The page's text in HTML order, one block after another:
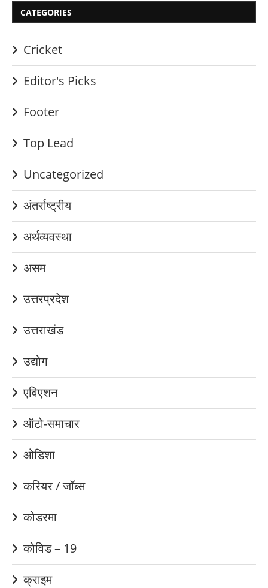
CATEGORIES
Cricket
Editor's Picks
Footer
Top Lead
Uncategorized
अंतर्राष्ट्रीय
अर्थव्यवस्था
असम
उत्तरप्रदेश
उत्तराखंड
उद्योग
एविएशन
ऑटो-समाचार
ओडिशा
करियर / जॉब्स
कोडरमा
कोविड – 19
क्राइम